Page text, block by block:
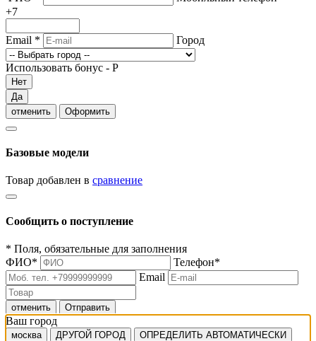
+7
Email * Город
Использовать бонус - Р
Нет
Да
отменить
Оформить
Базовые модели
Товар добавлен в сравнение
Сообщить о поступление
* Поля, обязательные для заполнения
ФИО* Телефон*
Email
отменить Отправить
Ваш город
москва ДРУГОЙ ГОРОД
ОПРЕДЕЛИТЬ АВТОМАТИЧЕСКИ